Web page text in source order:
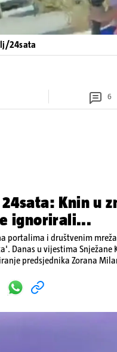
24sata
6
Knin u
ignorirali...
portalima i društvenim
Danas u vijestima Snježane
predsjednika Zorana
romobilu te